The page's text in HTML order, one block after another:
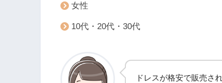
女性
10代・20代・30代
ドレスが格安で販売さ